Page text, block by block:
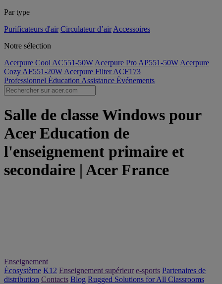
Par type
Purificateurs d'air Circulateur d’air Accessoires
Notre sélection
Acerpure Cool AC551-50W Acerpure Pro AP551-50W Acerpure
Cozy AF551-20W Acerpure Filter ACF173
Professionnel Éducation Assistance Événements
Salle de classe Windows pour
Acer Education de
l'enseignement primaire et
secondaire | Acer France
Enseignement
Écosystème K12 Enseignement supérieur e-sports Partenaires de
distribution Contacts Blog Rugged Solutions for All Classrooms